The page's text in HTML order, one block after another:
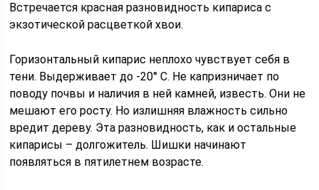
Встречается красная разновидность кипариса с
экзотической расцветкой хвои.
Горизонтальный кипарис неплохо чувствует себя в
тени. Выдерживает до -20° С. Не капризничает по
поводу почвы и наличия в ней камней, известь. Они не
мешают его росту. Но излишняя влажность сильно
вредит дереву. Эта разновидность, как и остальные
кипарисы – долгожитель. Шишки начинают
появляться в пятилетнем возрасте.